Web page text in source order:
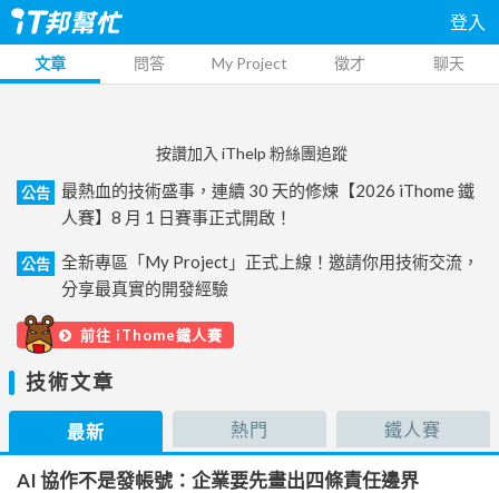
登入
文章 問答 My Project 徵才 聊天
按讚加入 iThelp 粉絲團追蹤
公告
最熱血的技術盛事，連續 30 天的修煉【2026 iThome 鐵
人賽】8 月 1 日賽事正式開啟！
公告
全新專區「My Project」正式上線！邀請你用技術交流，
分享最真實的開發經驗
前往 iThome鐵人賽
技術文章
最新 熱門 鐵人賽
AI 協作不是發帳號：企業要先畫出四條責任邊界